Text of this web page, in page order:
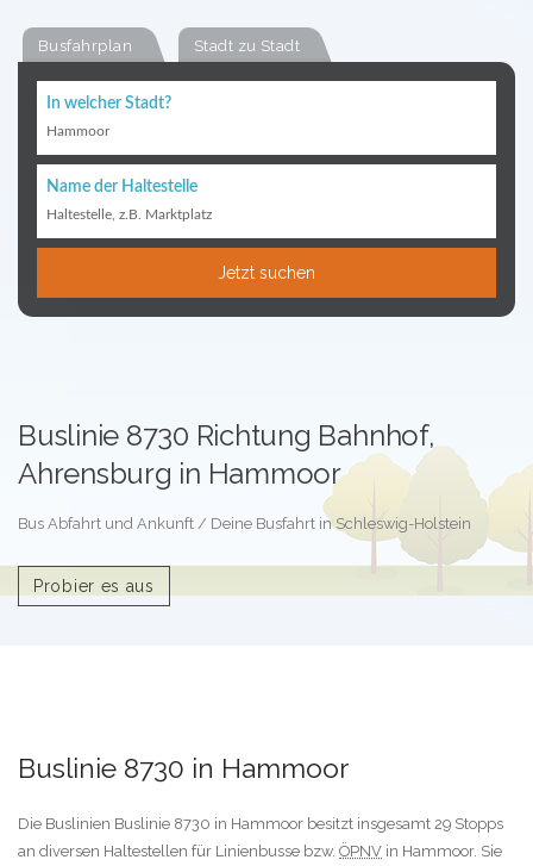
Busfahrplan Stadt zu Stadt
In welcher Stadt?
Hammoor
Name der Haltestelle
Haltestelle, z.B. Marktplatz
Jetzt suchen
Buslinie 8730 Richtung Bahnhof,
Ahrensburg in Hammoor
Bus Abfahrt und Ankunft / Deine Busfahrt in Schleswig-Holstein
Probier es aus
Buslinie 8730 in Hammoor
Die Buslinien Buslinie 8730 in Hammoor besitzt insgesamt 29 Stopps
an diversen Haltestellen für Linienbusse bzw. ÖPNV in Hammoor. Sie